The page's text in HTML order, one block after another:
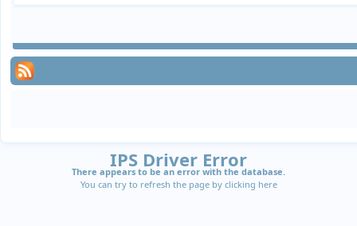
IPS Driver Error
There appears to be an error with the database.
You can try to refresh the page by clicking here